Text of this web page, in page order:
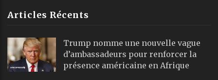
Articles Récents
Trump nomme une nouvelle vague
d’ambassadeurs pour renforcer la
présence américaine en Afrique